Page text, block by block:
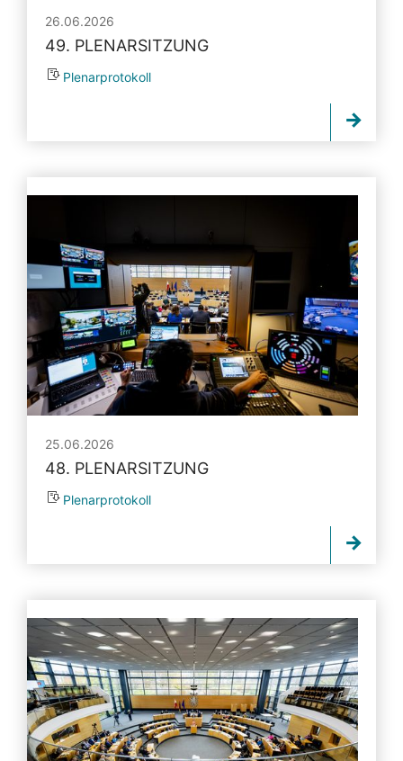
26.06.2026
49. PLENARSITZUNG
Plenarprotokoll
25.06.2026
48. PLENARSITZUNG
Plenarprotokoll